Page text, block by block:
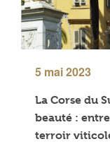
5 mai 2023
La Corse du
beauté :
terroir